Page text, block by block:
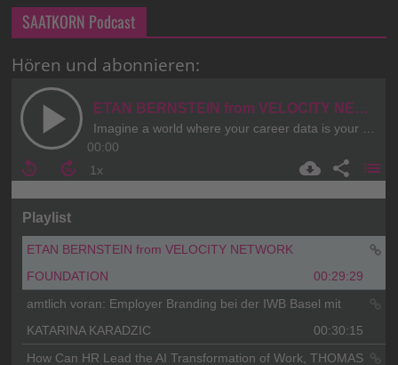
SAATKORN Podcast
Hören und abonnieren: